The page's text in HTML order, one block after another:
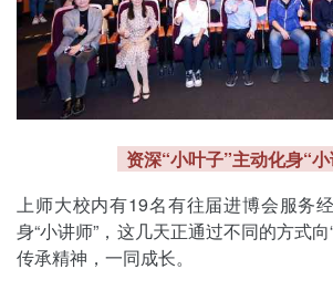
资深“小叶子”主动化身“
上师大校内有19名有往届进博会服务
身“小讲师”，这几天正通过不同的方式向
传承精神，一同成长。